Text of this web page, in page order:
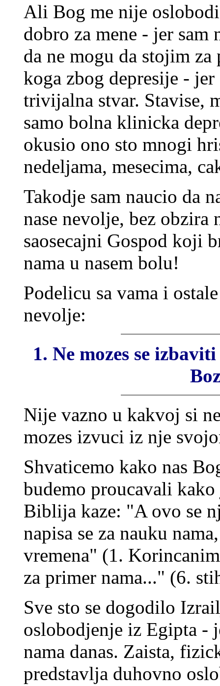
Ali Bog me nije
dobro za mene - jer sam
da ne mogu da stojim
koga zbog depresije -
trivijalna stvar. Stavise,
samo bolna klinicka
okusio ono sto mnogi
nedeljama, mesecima,
Takodje sam naucio da
nase nevolje, bez obzira
saosecajni Gospod koji
nama u nasem bolu!
Podelicu sa vama i
nevolje:
1. Ne mozes se
Nije vazno u kakvoj si
mozes izvuci iz nje
Shvaticemo kako nas
budemo proucavali
Biblija kaze: "A ovo se
napisa se za nauku
vremena" (1.
za primer nama..." (6.
Sve sto se dogodilo
oslobodjenje iz Egipta -
nama danas. Zaista,
predstavlja duhovno